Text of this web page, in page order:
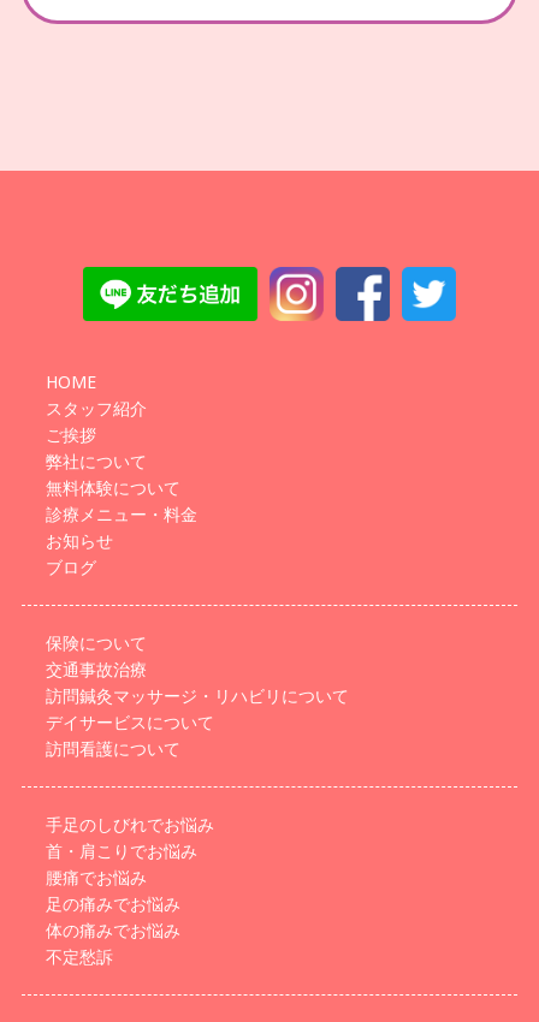
HOME
スタッフ紹介
ご挨拶
弊社について
無料体験について
診療メニュー・料金
お知らせ
ブログ
保険について
交通事故治療
訪問鍼灸マッサージ・リハビリについて
デイサービスについて
訪問看護について
手足のしびれでお悩み
首・肩こりでお悩み
腰痛でお悩み
足の痛みでお悩み
体の痛みでお悩み
不定愁訴